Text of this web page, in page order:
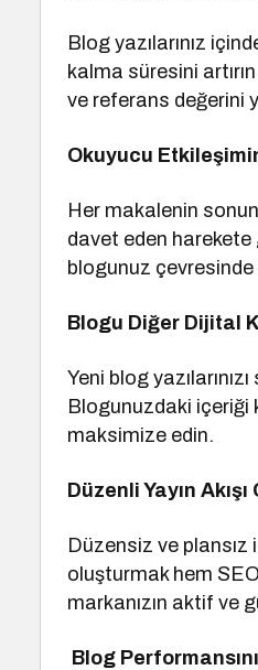
Blog yazılarınız
kalma süresini
ve referans değerini
Okuyucu
Her makalenin
davet eden harekete
blogunuz çevresinde
Blogu Diğer Dijital
Yeni blog
Blogunuzdaki içeriği
maksimize edin.
Düzenli Yayın
Düzensiz ve
oluşturmak hem SEO
markanızın aktif ve
Blog